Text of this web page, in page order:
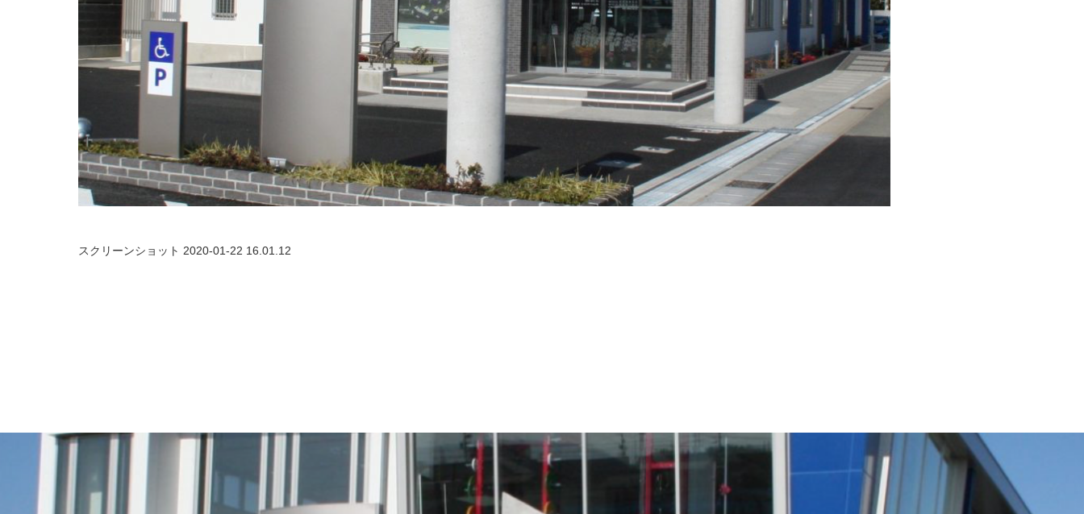
スクリーンショット 2020-01-22 16.01.12